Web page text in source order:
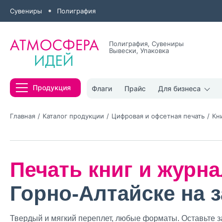
Сувениры Полиграфия
Полиграфия, Сувениры
Вывески, Упаковка
Продукция Флаги Прайс Для бизнеса
Главная Каталог продукции Цифровая и офсетная печать
Печать книг и
Горно-Алтайске на
Твердый и мягкий переплет, любые форматы. Оставьте
Нажимая
политикой
Нажимая на
заявку